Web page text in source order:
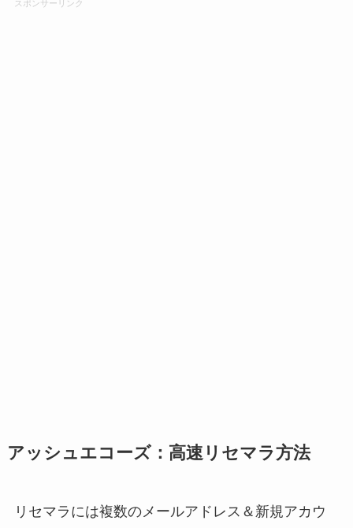
スポンサーリンク
アッシュエコーズ：高速リセマラ方法
リセマラには複数のメールアドレス＆新規アカウ